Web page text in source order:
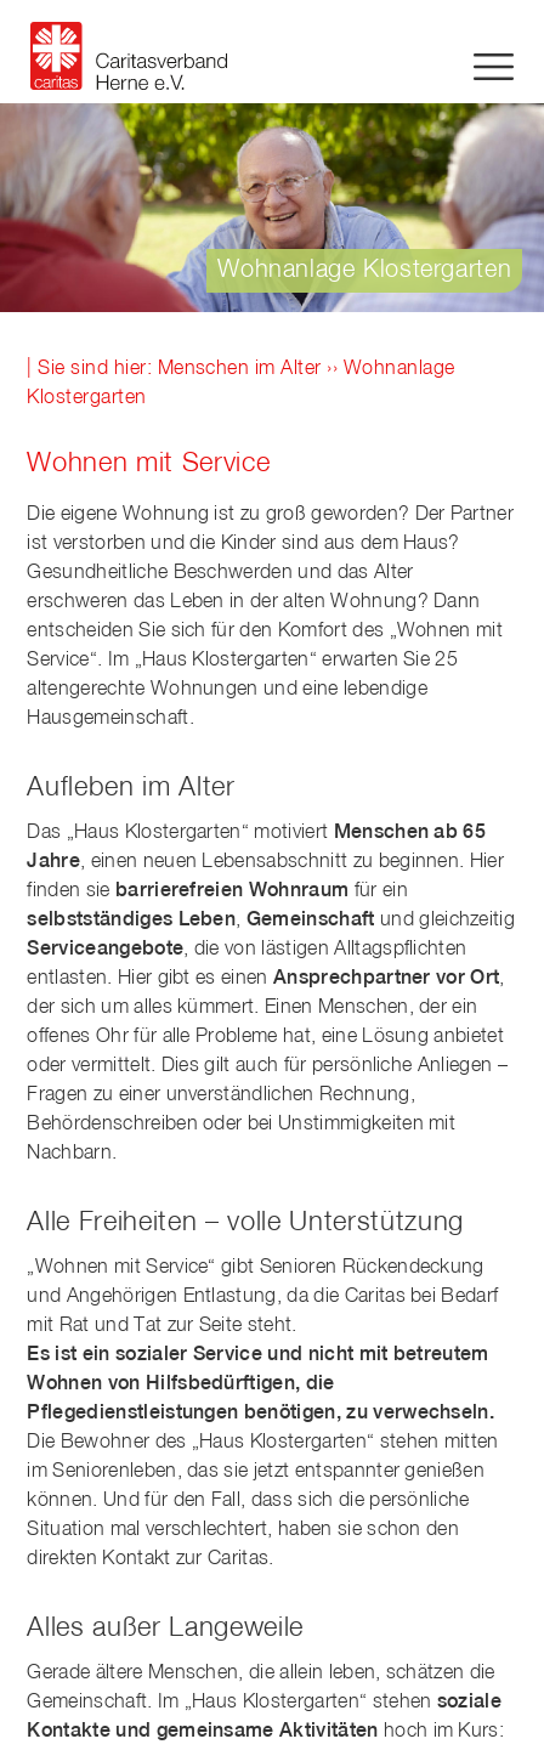
Wohnanlage Klostergarten
| Sie sind hier: Menschen im Alter ›› Wohnanlage
Klostergarten
Wohnen mit Service
Die eigene Wohnung ist zu groß geworden? Der Partner
ist verstorben und die Kinder sind aus dem Haus?
Gesundheitliche Beschwerden und das Alter
erschweren das Leben in der alten Wohnung? Dann
entscheiden Sie sich für den Komfort des „Wohnen mit
Service“. Im „Haus Klostergarten“ erwarten Sie 25
altengerechte Wohnungen und eine lebendige
Hausgemeinschaft.
Aufleben im Alter
Das „Haus Klostergarten“ motiviert Menschen ab 65
Jahre, einen neuen Lebensabschnitt zu beginnen. Hier
finden sie barrierefreien Wohnraum für ein
selbstständiges Leben, Gemeinschaft und gleichzeitig
Serviceangebote, die von lästigen Alltagspflichten
entlasten. Hier gibt es einenAnsprechpartner vor Ort,
der sich um alles kümmert. Einen Menschen, der ein
offenes Ohr für alle Probleme hat, eine Lösung anbietet
oder vermittelt. Dies gilt auch für persönliche Anliegen –
Fragen zu einer unverständlichen Rechnung,
Behördenschreiben oder bei Unstimmigkeiten mit
Nachbarn.
Alle Freiheiten – volle Unterstützung
„Wohnen mit Service“ gibt Senioren Rückendeckung
und Angehörigen Entlastung, da die Caritas bei Bedarf
mit Rat und Tat zur Seite steht.
Es ist ein sozialer Service und nicht mit betreutem
Wohnen von Hilfsbedürftigen, die
Pflegedienstleistungen benötigen, zu verwechseln.
Die Bewohner des „Haus Klostergarten“ stehen mitten
im Seniorenleben, das sie jetzt entspannter genießen
können. Und für den Fall, dass sich die persönliche
Situation mal verschlechtert, haben sie schon den
direkten Kontakt zur Caritas.
Alles außer Langeweile
Gerade ältere Menschen, die allein leben, schätzen die
Gemeinschaft. Im „Haus Klostergarten“ stehen soziale
Kontakte und gemeinsame Aktivitäten hoch im Kurs: